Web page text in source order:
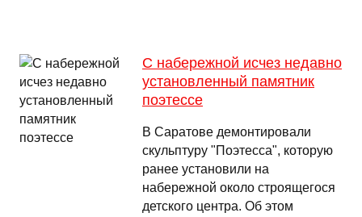
С набережной исчез недавно
установленный памятник
поэтессе
В Саратове демонтировали
скульптуру "Поэтесса", которую
ранее установили на
набережной около строящегося
детского центра. Об этом